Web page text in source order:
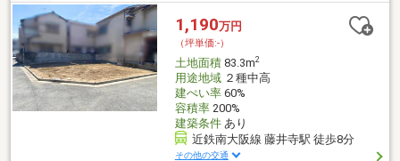
1,190万円
（坪単価:-）
土地面積83.3m2
用途地域２種中高
建ぺい率60%
容積率200%
建築条件あり
近鉄南大阪線 藤井寺駅 徒歩8分
その他の交通